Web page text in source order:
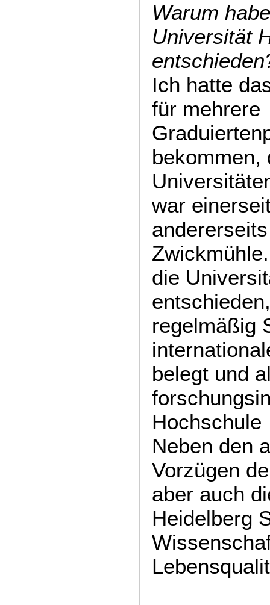
Warum
Universität
Ich hatte
für mehrere
bekommen,
war
die
regelmäßig
belegt und
Neben den
Vorzügen
aber auch
Heidelberg